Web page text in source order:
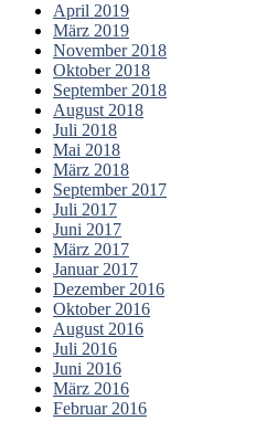
April 2019
März 2019
November 2018
Oktober 2018
September 2018
August 2018
Juli 2018
Mai 2018
März 2018
September 2017
Juli 2017
Juni 2017
März 2017
Januar 2017
Dezember 2016
Oktober 2016
August 2016
Juli 2016
Juni 2016
März 2016
Februar 2016